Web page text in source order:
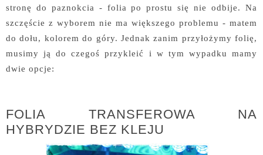
stronę do paznokcia - folia po prostu się nie odbije. Na
szczęście z wyborem nie ma większego problemu - matem
do dołu, kolorem do góry. Jednak zanim przyłożymy folię,
musimy ją do czegoś przykleić i w tym wypadku mamy
dwie opcje:
FOLIA TRANSFEROWA NA
HYBRYDZIE BEZ KLEJU